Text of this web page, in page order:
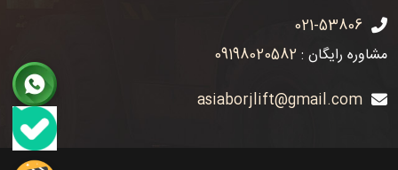
021-53806
مشاوره رایگان :09198020582
asiaborjlift@gmail.com